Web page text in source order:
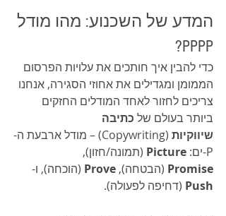
המדע של השכנוע: מהו מודל
PPPP?
כדי להבין איך חותכים את עלויות הפרסום
הממומן ומגדילים את אחוזי הסגירה, אנחנו
צריכים לחזור לאחד המודלים החזקים
ביותר בעולם של כתיבה
שיווקיות
(Copywriting) – מודל ארבעת ה-
P-ים:
Picture (תמונה/חזון),
Promise (הבטחה), Prove (הוכחה), ו-
Push (דחיפה לפעולה).